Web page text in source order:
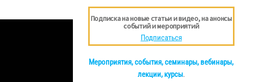
Подписка на новые статьи и видео, на анонсы
событий и мероприятий
Подписаться
Мероприятия, события, семинары, вебинары,
лекции, курсы.